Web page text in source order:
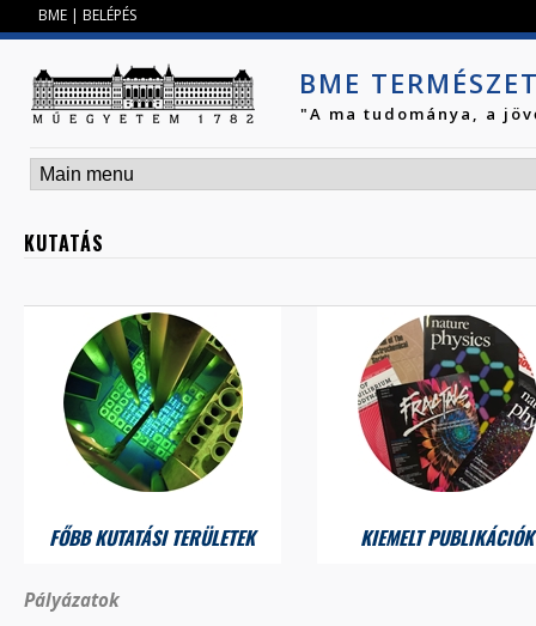
BME | BELÉPÉS
BME
"A ma tudománya, a
KUTATÁS
FŐBB KUTATÁSI TERÜLETEK KIEMELT PUBLIKÁCIÓK
Pályázatok